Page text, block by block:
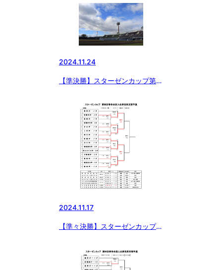
2024.11.24
【準決勝】スターゼンカップ第
2024.11.17
【準々決勝】スターゼンカップ第